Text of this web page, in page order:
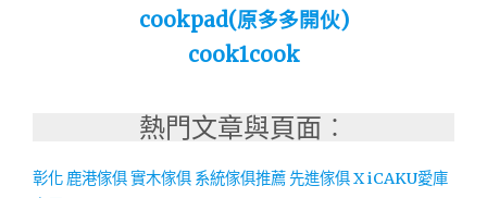
cookpad(原多多開伙)
cook1cook
熱門文章與頁面︰
彰化 鹿港傢俱 實木傢俱 系統傢俱推薦 先進傢俱 X iCAKU愛庫